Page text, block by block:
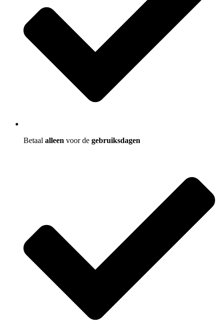
Betaal alleen voor de gebruiksdagen